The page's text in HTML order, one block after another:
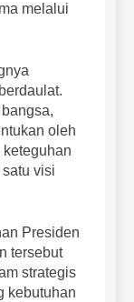
melalui
oleh
visi
Presiden
tersebut
strategis
kebutuhan